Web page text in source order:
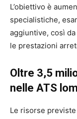
L’obiettivo è
specialistiche,
aggiuntive, così
le prestazioni
Oltre 3,5
nelle ATS
Le risorse